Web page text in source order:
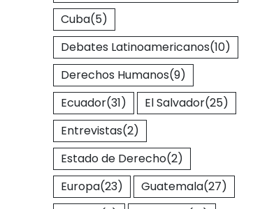
Cuba(5)
Debates Latinoamericanos(10)
Derechos Humanos(9)
Ecuador(31) El Salvador(25)
Entrevistas(2)
Estado de Derecho(2)
Europa(23) Guatemala(27)